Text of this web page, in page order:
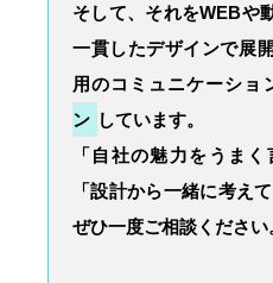
そして、それをWEBや
一貫したデザインで展
用のコミュニケーショ
ン しています。
「自社の魅力をうま
「設計から一緒に考え
ぜひ一度ご相談ください